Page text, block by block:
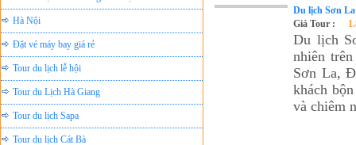
Hà Nội
Đặt vé máy bay giá rẻ
Tour du lịch lễ hội
Tour du Lịch Hà Giang
Tour du lịch Sapa
Tour du lịch Cát Bà
Du lịch Sơn
Giá Tour :
Du lịch
nhiên
Sơn La,
khách
và chiêm